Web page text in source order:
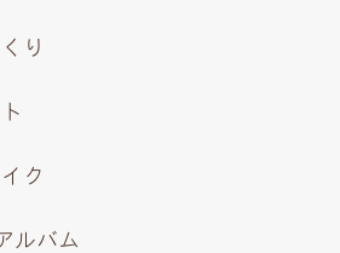
り
ク
ルバム